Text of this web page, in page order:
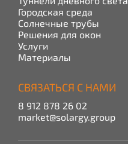
Городская среда
Солнечные трубы
Решения для окон
Услуги
Материалы
СВЯЗАТЬСЯ С НАМИ
8 912 878 26 02
market@solargy.group